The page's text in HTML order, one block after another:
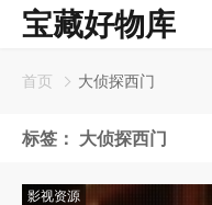
宝藏好物库
首页 大侦探西门
标签： 大侦探西门
影视资源